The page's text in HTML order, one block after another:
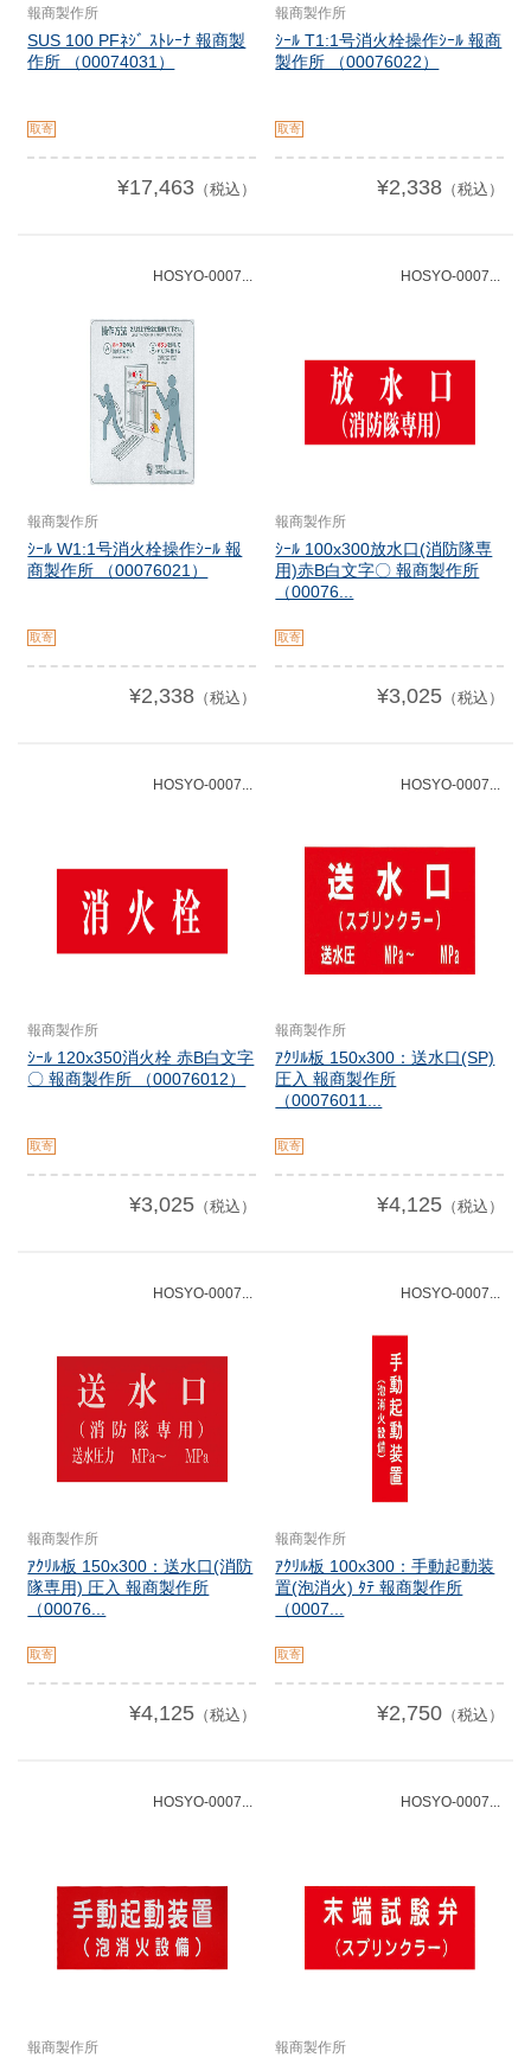
報商製作所
SUS 100 PFﾈｼﾞ ｽﾄﾚｰﾅ 報商製
作所 （00074031）
取寄
¥17,463（税込）
報商製作所
ｼｰﾙ T1:1号消火栓操作ｼｰﾙ 報商
製作所 （00076022）
取寄
¥2,338（税込）
HOSYO-0007...
報商製作所
ｼｰﾙ W1:1号消火栓操作ｼｰﾙ 報
商製作所 （00076021）
取寄
¥2,338（税込）
HOSYO-0007...
報商製作所
ｼｰﾙ 100x300放水口(消防隊専
用)赤B白文字〇 報商製作所
（00076...
取寄
¥3,025（税込）
HOSYO-0007...
報商製作所
ｼｰﾙ 120x350消火栓 赤B白文字
〇 報商製作所 （00076012）
取寄
¥3,025（税込）
HOSYO-0007...
報商製作所
ｱｸﾘﾙ板 150x300：送水口(SP)
圧入 報商製作所
（00076011...
取寄
¥4,125（税込）
HOSYO-0007...
報商製作所
ｱｸﾘﾙ板 150x300：送水口(消防
隊専用) 圧入 報商製作所
（00076...
取寄
¥4,125（税込）
HOSYO-0007...
報商製作所
ｱｸﾘﾙ板 100x300：手動起動装
置(泡消火) ﾀﾃ 報商製作所
（0007...
取寄
¥2,750（税込）
HOSYO-0007...
報商製作所
HOSYO-0007...
報商製作所